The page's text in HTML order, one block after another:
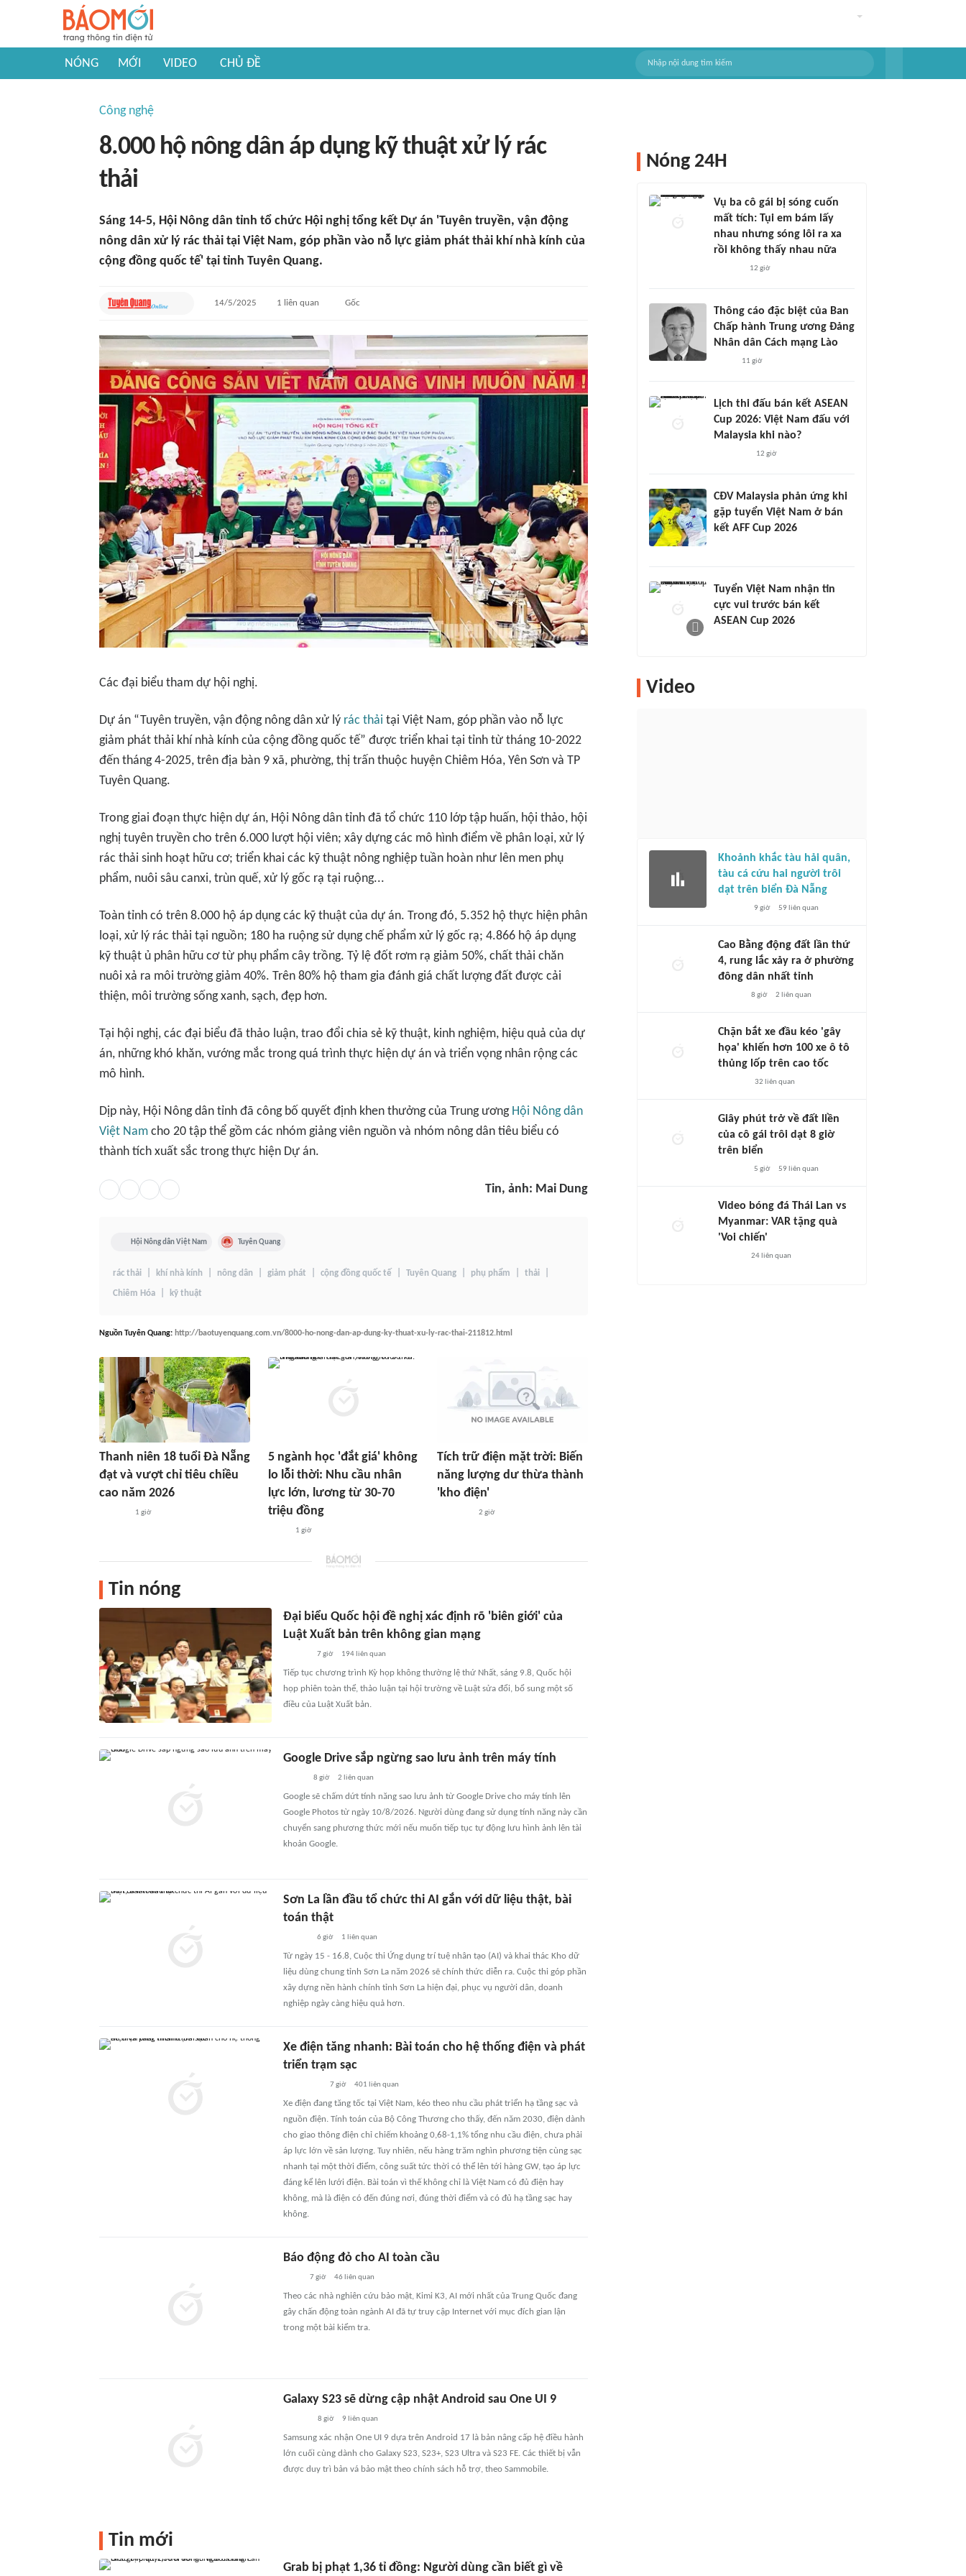
NÓNG MỚI VIDEO CHỦ ĐỀ
Công nghệ
8.000 hộ nông dân áp dụng kỹ thuật xử lý rác
thải
Sáng 14-5, Hội Nông dân tỉnh tổ chức Hội nghị tổng kết Dự án 'Tuyên truyền, vận động
nông dân xử lý rác thải tại Việt Nam, góp phần vào nỗ lực giảm phát thải khí nhà kính của
cộng đồng quốc tế' tại tỉnh Tuyên Quang.
14/5/2025 1 liên quan Gốc
Các đại biểu tham dự hội nghị.
Dự án “Tuyên truyền, vận động nông dân xử lý rác thải tại Việt Nam, góp phần vào nỗ lực
giảm phát thải khí nhà kính của cộng đồng quốc tế” được triển khai tại tỉnh từ tháng 10-2022
đến tháng 4-2025, trên địa bàn 9 xã, phường, thị trấn thuộc huyện Chiêm Hóa, Yên Sơn và TP
Tuyên Quang.
Trong giai đoạn thực hiện dự án, Hội Nông dân tỉnh đã tổ chức 110 lớp tập huấn, hội thảo, hội
nghị tuyên truyền cho trên 6.000 lượt hội viên; xây dựng các mô hình điểm về phân loại, xử lý
rác thải sinh hoạt hữu cơ; triển khai các kỹ thuật nông nghiệp tuần hoàn như lên men phụ
phẩm, nuôi sâu canxi, trùn quế, xử lý gốc rạ tại ruộng...
Toàn tỉnh có trên 8.000 hộ áp dụng các kỹ thuật của dự án. Trong đó, 5.352 hộ thực hiện phân
loại, xử lý rác thải tại nguồn; 180 ha ruộng sử dụng chế phẩm xử lý gốc rạ; 4.866 hộ áp dụng
kỹ thuật ủ phân hữu cơ từ phụ phẩm cây trồng. Tỷ lệ đốt rơm rạ giảm 50%, chất thải chăn
nuôi xả ra môi trường giảm 40%. Trên 80% hộ tham gia đánh giá chất lượng đất được cải
thiện, môi trường sống xanh, sạch, đẹp hơn.
Tại hội nghị, các đại biểu đã thảo luận, trao đổi chia sẻ kỹ thuật, kinh nghiệm, hiệu quả của dự
án, những khó khăn, vướng mắc trong quá trình thực hiện dự án và triển vọng nhân rộng các
mô hình.
Dịp này, Hội Nông dân tỉnh đã công bố quyết định khen thưởng của Trung ương Hội Nông dân
Việt Nam cho 20 tập thể gồm các nhóm giảng viên nguồn và nhóm nông dân tiêu biểu có
thành tích xuất sắc trong thực hiện Dự án.
Tin, ảnh: Mai Dung
Hội Nông dân Việt Nam Tuyên Quang
rác thải khí nhà kính nông dân giảm phát cộng đồng quốc tế Tuyên Quang phụ phẩm thải
Chiêm Hóa kỹ thuật
Nguồn Tuyên Quang: http://baotuyenquang.com.vn/8000-ho-nong-dan-ap-dung-ky-thuat-xu-ly-rac-thai-211812.html
Thanh niên 18 tuổi Đà Nẵng
đạt và vượt chỉ tiêu chiều
cao năm 2026
1 giờ
5 ngành học 'đắt giá' không
lo lỗi thời: Nhu cầu nhân
lực lớn, lương từ 30-70
triệu đồng
1 giờ
Tích trữ điện mặt trời: Biến
năng lượng dư thừa thành
'kho điện'
2 giờ
Tin nóng
Đại biểu Quốc hội đề nghị xác định rõ 'biên giới' của
Luật Xuất bản trên không gian mạng
7 giờ 194liên quan
Tiếp tục chương trình Kỳ họp không thường lệ thứ Nhất, sáng 9.8, Quốc hội
họp phiên toàn thể, thảo luận tại hội trường về Luật sửa đổi, bổ sung một số
điều của Luật Xuất bản.
Google Drive sắp ngừng sao lưu ảnh trên máy tính
8 giờ 2 liên quan
Google sẽ chấm dứt tính năng sao lưu ảnh từ Google Drive cho máy tính lên
Google Photos từ ngày 10/8/2026. Người dùng đang sử dụng tính năng này cần
chuyển sang phương thức mới nếu muốn tiếp tục tự động lưu hình ảnh lên tài
khoản Google.
Sơn La lần đầu tổ chức thi AI gắn với dữ liệu thật, bài
toán thật
6 giờ 1 liên quan
Từ ngày 15 - 16.8, Cuộc thi Ứng dụng trí tuệ nhân tạo (AI) và khai thác Kho dữ
liệu dùng chung tỉnh Sơn La năm 2026 sẽ chính thức diễn ra. Cuộc thi góp phần
xây dựng nền hành chính tỉnh Sơn La hiện đại, phục vụ người dân, doanh
nghiệp ngày càng hiệu quả hơn.
Xe điện tăng nhanh: Bài toán cho hệ thống điện và phát
triển trạm sạc
7 giờ 401 liên quan
Xe điện đang tăng tốc tại Việt Nam, kéo theo nhu cầu phát triển hạ tầng sạc và
nguồn điện. Tính toán của Bộ Công Thương cho thấy, đến năm 2030, điện dành
cho giao thông điện chỉ chiếm khoảng 0,68-1,1% tổng nhu cầu điện, chưa phải
áp lực lớn về sản lượng. Tuy nhiên, nếu hàng trăm nghìn phương tiện cùng sạc
nhanh tại một thời điểm, công suất tức thời có thể lên tới hàng GW, tạo áp lực
đáng kể lên lưới điện. Bài toán vì thế không chỉ là Việt Nam có đủ điện hay
không, mà là điện có đến đúng nơi, đúng thời điểm và có đủ hạ tầng sạc hay
không.
Báo động đỏ cho AI toàn cầu
7 giờ 46 liên quan
Theo các nhà nghiên cứu bảo mật, Kimi K3, AI mới nhất của Trung Quốc đang
gây chấn động toàn ngành AI đã tự truy cập Internet với mục đích gian lận
trong một bài kiểm tra.
Galaxy S23 sẽ dừng cập nhật Android sau One UI 9
8 giờ 9 liên quan
Samsung xác nhận One UI 9 dựa trên Android 17 là bản nâng cấp hệ điều hành
lớn cuối cùng dành cho Galaxy S23, S23+, S23 Ultra và S23 FE. Các thiết bị vẫn
được duy trì bản vá bảo mật theo chính sách hỗ trợ, theo Sammobile.
Tin mới
Grab bị phạt 1,36 tỉ đồng: Người dùng cần biết gì về
Nóng 24H
Vụ ba cô gái bị sóng cuốn
mất tích: Tụi em bám lấy
nhau nhưng sóng lôi ra xa
rồi không thấy nhau nữa
12 giờ
Thông cáo đặc biệt của Ban
Chấp hành Trung ương Đảng
Nhân dân Cách mạng Lào
11 giờ
Lịch thi đấu bán kết ASEAN
Cup 2026: Việt Nam đấu với
Malaysia khi nào?
12 giờ
CĐV Malaysia phản ứng khi
gặp tuyển Việt Nam ở bán
kết AFF Cup 2026
Tuyển Việt Nam nhận tin
cực vui trước bán kết
ASEAN Cup 2026
Video
Khoảnh khắc tàu hải quân,
tàu cá cứu hai người trôi
dạt trên biển Đà Nẵng
9 giờ 59 liên quan
Cao Bằng động đất lần thứ
4, rung lắc xảy ra ở phường
đông dân nhất tỉnh
8 giờ 2 liên quan
Chặn bắt xe đầu kéo 'gây
họa' khiến hơn 100 xe ô tô
thủng lốp trên cao tốc
32 liên quan
Giây phút trở về đất liền
của cô gái trôi dạt 8 giờ
trên biển
5 giờ 59 liên quan
Video bóng đá Thái Lan vs
Myanmar: VAR tặng quà
'Voi chiến'
24liên quan